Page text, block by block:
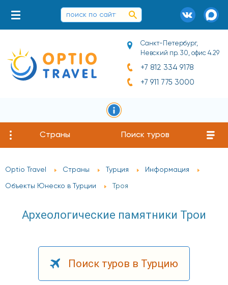
Санкт-Петербург,
Невский пр. 30, офис 4.29
+7 812 334 9178
+7 911 775 3000
Страны Поиск туров
Optio Travel Страны Турция Информация
Объекты Юнеско в Турции Троя
Археологические памятники Трои
Поиск туров в Турцию